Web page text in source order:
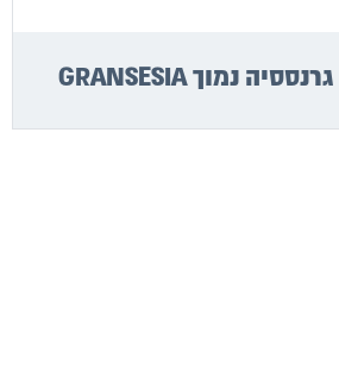
גרנססיה נמוך GRANSESIA